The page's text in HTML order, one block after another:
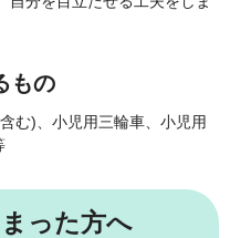
もの
む)、小児用三輪車、小児用
った方へ